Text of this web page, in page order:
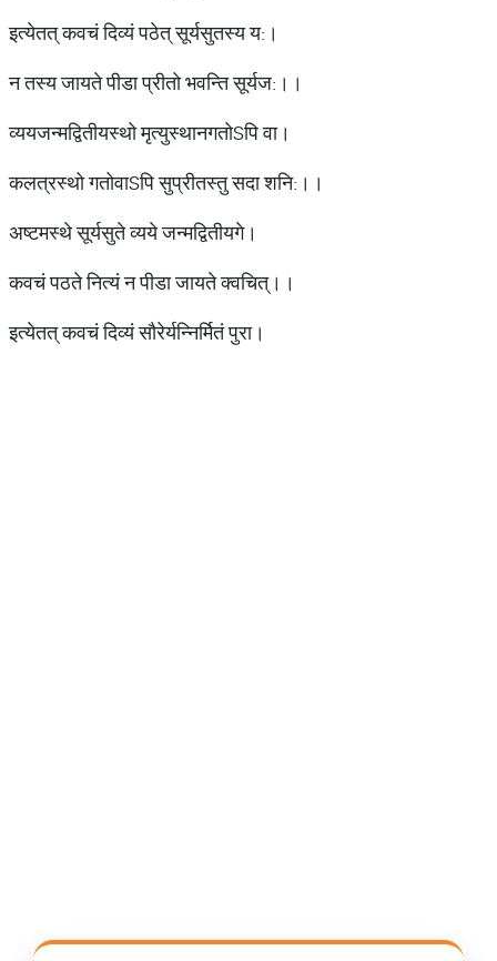
इत्येतत् कवचं दिव्यं पठेत् सूर्यसुतस्य य:।
न तस्य जायते पीडा प्रीतो भवन्ति सूर्यज:।।
व्ययजन्मद्वितीयस्थो मृत्युस्थानगतोSपि वा।
कलत्रस्थो गतोवाSपि सुप्रीतस्तु सदा शनि:।।
अष्टमस्थे सूर्यसुते व्यये जन्मद्वितीयगे।
कवचं पठते नित्यं न पीडा जायते क्वचित्।।
इत्येतत् कवचं दिव्यं सौरेर्यन्निर्मितं पुरा।